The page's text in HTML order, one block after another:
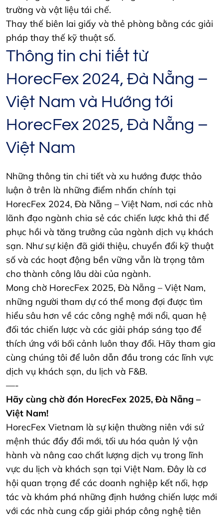
trường và vật liệu tái chế.
Thay thế biên lai giấy và thẻ phòng bằng các giải
pháp thay thế kỹ thuật số.
Thông tin chi tiết từ
HorecFex 2024, Đà Nẵng –
Việt Nam và Hướng tới
HorecFex 2025, Đà Nẵng –
Việt Nam
Những thông tin chi tiết và xu hướng được thảo
luận ở trên là những điểm nhấn chính tại
HorecFex 2024, Đà Nẵng – Việt Nam, nơi các nhà
lãnh đạo ngành chia sẻ các chiến lược khả thi để
phục hồi và tăng trưởng của ngành dịch vụ khách
sạn. Như sự kiện đã giới thiệu, chuyển đổi kỹ thuật
số và các hoạt động bền vững vẫn là trọng tâm
cho thành công lâu dài của ngành.
Mong chờ HorecFex 2025, Đà Nẵng – Việt Nam,
những người tham dự có thể mong đợi được tìm
hiểu sâu hơn về các công nghệ mới nổi, quan hệ
đối tác chiến lược và các giải pháp sáng tạo để
thích ứng với bối cảnh luôn thay đổi. Hãy tham gia
cùng chúng tôi để luôn dẫn đầu trong các lĩnh vực
dịch vụ khách sạn, du lịch và F&B.
—-
Hãy cùng chờ đón HorecFex 2025, Đà Nẵng –
Việt Nam!
HorecFex Vietnam là sự kiện thường niên với sứ
mệnh thúc đẩy đổi mới, tối ưu hóa quản lý vận
hành và nâng cao chất lượng dịch vụ trong lĩnh
vực du lịch và khách sạn tại Việt Nam. Đây là cơ
hội quan trọng để các doanh nghiệp kết nối, hợp
tác và khám phá những định hướng chiến lược mới
với các nhà cung cấp giải pháp công nghệ tiên